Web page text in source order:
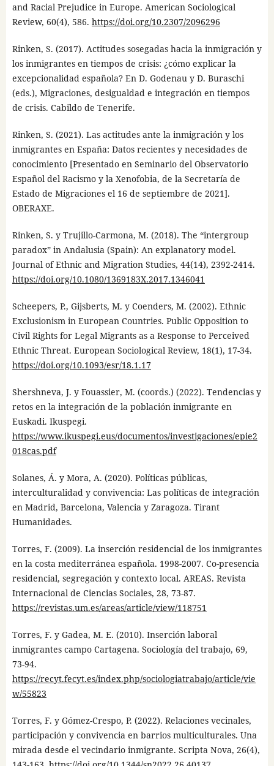
and Racial Prejudice in Europe. American Sociological
Review, 60(4), 586. https://doi.org/10.2307/2096296
Rinken, S. (2017). Actitudes sosegadas hacia la inmigración y
los inmigrantes en tiempos de crisis: ¿cómo explicar la
excepcionalidad española? En D. Godenau y D. Buraschi
(eds.), Migraciones, desigualdad e integración en tiempos
de crisis. Cabildo de Tenerife.
Rinken, S. (2021). Las actitudes ante la inmigración y los
inmigrantes en España: Datos recientes y necesidades de
conocimiento [Presentado en Seminario del Observatorio
Español del Racismo y la Xenofobia, de la Secretaría de
Estado de Migraciones el 16 de septiembre de 2021].
OBERAXE.
Rinken, S. y Trujillo-Carmona, M. (2018). The “intergroup
paradox” in Andalusia (Spain): An explanatory model.
Journal of Ethnic and Migration Studies, 44(14), 2392-2414.
https://doi.org/10.1080/1369183X.2017.1346041
Scheepers, P., Gijsberts, M. y Coenders, M. (2002). Ethnic
Exclusionism in European Countries. Public Opposition to
Civil Rights for Legal Migrants as a Response to Perceived
Ethnic Threat. European Sociological Review, 18(1), 17-34.
https://doi.org/10.1093/esr/18.1.17
Shershneva, J. y Fouassier, M. (coords.) (2022). Tendencias y
retos en la integración de la población inmigrante en
Euskadi. Ikuspegi.
https://www.ikuspegi.eus/documentos/investigaciones/epie2
018cas.pdf
Solanes, Á. y Mora, A. (2020). Políticas públicas,
interculturalidad y convivencia: Las políticas de integración
en Madrid, Barcelona, Valencia y Zaragoza. Tirant
Humanidades.
Torres, F. (2009). La inserción residencial de los inmigrantes
en la costa mediterránea española. 1998-2007. Co-presencia
residencial, segregación y contexto local. AREAS. Revista
Internacional de Ciencias Sociales, 28, 73-87.
https://revistas.um.es/areas/article/view/118751
Torres, F. y Gadea, M. E. (2010). Inserción laboral
inmigrantes campo Cartagena. Sociología del trabajo, 69,
73-94.
https://recyt.fecyt.es/index.php/sociologiatrabajo/article/vie
w/55823
Torres, F. y Gómez-Crespo, P. (2022). Relaciones vecinales,
participación y convivencia en barrios multiculturales. Una
mirada desde el vecindario inmigrante. Scripta Nova, 26(4),